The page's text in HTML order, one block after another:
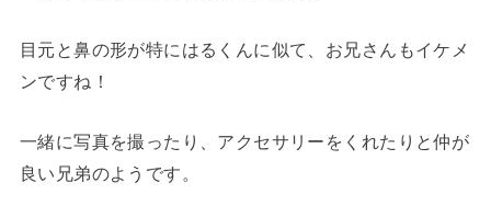
目元と鼻の形が特にはるくんに似て、お兄さんもイケメ
ンですね！
一緒に写真を撮ったり、アクセサリーをくれたりと仲が
良い兄弟のようです。